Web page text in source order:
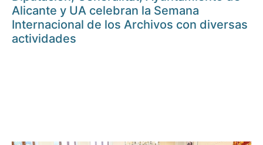
Alicante y UA celebran la Semana
Internacional de los Archivos con diversas
actividades